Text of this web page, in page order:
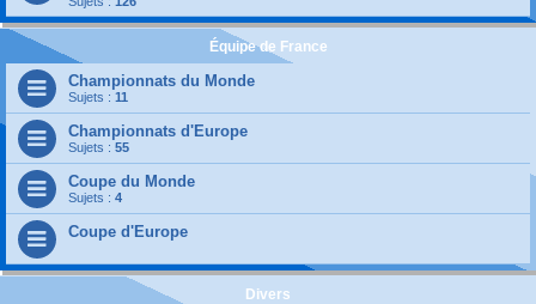
Équipe de France
Championnats du Monde
Sujets : 11
Championnats d'Europe
Sujets : 55
Coupe du Monde
Sujets : 4
Coupe d'Europe
Divers